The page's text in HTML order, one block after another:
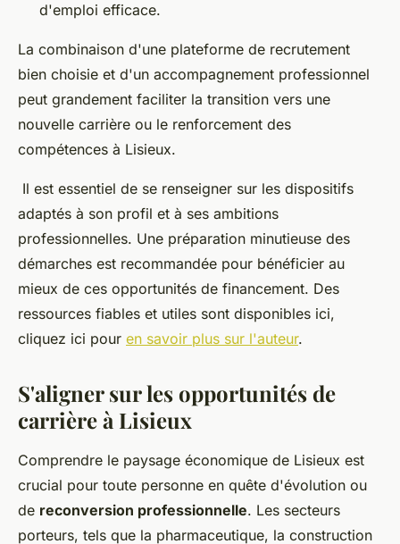
d'emploi efficace.
La combinaison d'une plateforme de recrutement
bien choisie et d'un accompagnement professionnel
peut grandement faciliter la transition vers une
nouvelle carrière ou le renforcement des
compétences à Lisieux.
Il est essentiel de se renseigner sur les dispositifs
adaptés à son profil et à ses ambitions
professionnelles. Une préparation minutieuse des
démarches est recommandée pour bénéficier au
mieux de ces opportunités de financement. Des
ressources fiables et utiles sont disponibles ici,
cliquez ici pour en savoir plus sur l'auteur.
S'aligner sur les opportunités de
carrière à Lisieux
Comprendre le paysage économique de Lisieux est
crucial pour toute personne en quête d'évolution ou
de reconversion professionnelle. Les secteurs
porteurs, tels que la pharmaceutique, la construction